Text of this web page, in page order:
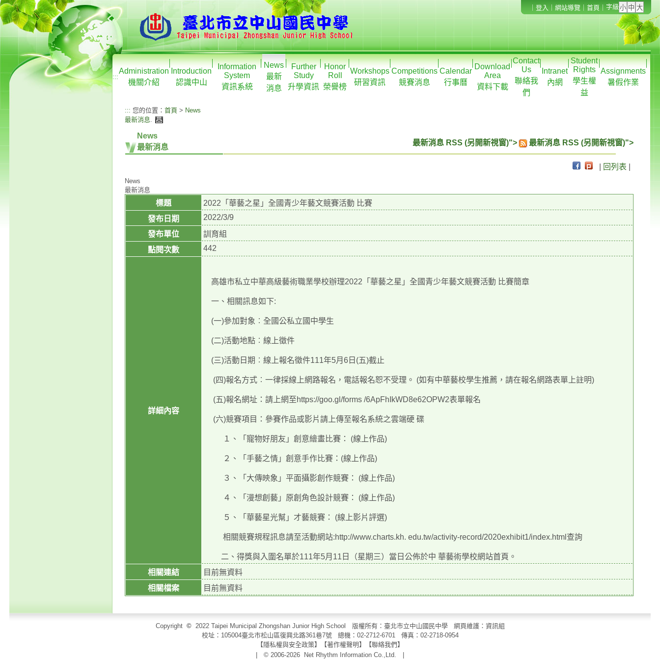
登入 網站導覽 首頁 字級
:::
Administration
機關介紹
Introduction
認識中山
Information
System
資訊系統
News
最新
消息
Further
Study
升學資訊
Honor
Roll
榮譽榜
Workshops
研習資訊
Competitions
競賽消息
Calendar
行事曆
Download
Area
資料下載
Contact
Us
聯絡我
們
Intranet
內網
Student
Rights
學生權
益
Assignments
暑假作業
::: 您的位置： 首頁 > News
最新消息.
News
最新消息
最新消息 RSS (另開新視窗)"> 最新消息 RSS (另開新視窗)">
回列表
News
最新消息
標題
2022「華藝之星」全國青少年藝文競賽活動 比賽
發布日期
2022/3/9
發布單位
訓育組
點閱次數
442
詳細內容
高雄市私立中華高級藝術職業學校辦理2022「華藝之星」全國青少年藝文競賽活動 比賽簡章
一、相關訊息如下:
(一)參加對象︰全國公私立國中學生
(二)活動地點︰線上徵件
(三)活動日期︰線上報名徵件111年5月6日(五)截止
(四)報名方式︰一律採線上網路報名，電話報名恕不受理。 (如有中華藝校學生推薦，請在報名網路表單上註明)
(五)報名網址：請上網至https://goo.gl/forms /6ApFhIkWD8e62OPW2表單報名
(六)競賽項目：參賽作品或影片請上傳至報名系統之雲端硬 碟
１、「寵物好朋友」創意繪畫比賽： (線上作品)
２、「手藝之情」創意手作比賽：(線上作品)
３、「大傳映象」平面攝影創作競賽： (線上作品)
４、「漫想創藝」原創角色設計競賽： (線上作品)
５、「華藝星光幫」才藝競賽： (線上影片評選)
相關競賽規程訊息請至活動網站:http://www.charts.kh. edu.tw/activity-record/2020exhibit1/index.html查詢
二、得獎與入圍名單於111年5月11日（星期三）當日公佈於中 華藝術學校網站首頁。
相關連結
目前無資料
相關檔案
目前無資料
Copyright © 2022 Taipei Municipal Zhongshan Junior High School 版權所有：臺北市立中山國民中學 網頁維護：資訊組
校址：105004臺北市松山區復興北路361巷7號 總機：02-2712-6701 傳真： 02-2718-0954
【隱私權與安全政策】【著作權聲明 】 【聯絡我們 】
| © 2006-2026
Net Rhythm Information Co.,Ltd.